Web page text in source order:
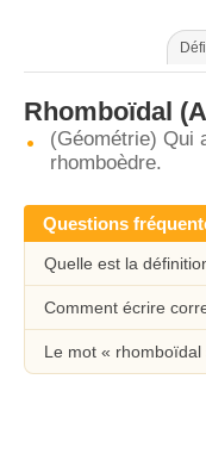
Rhomboïdal
(Géométrie) Qui
rhomboèdre.
Questions
Quelle est la
Comment écrire
Le mot «